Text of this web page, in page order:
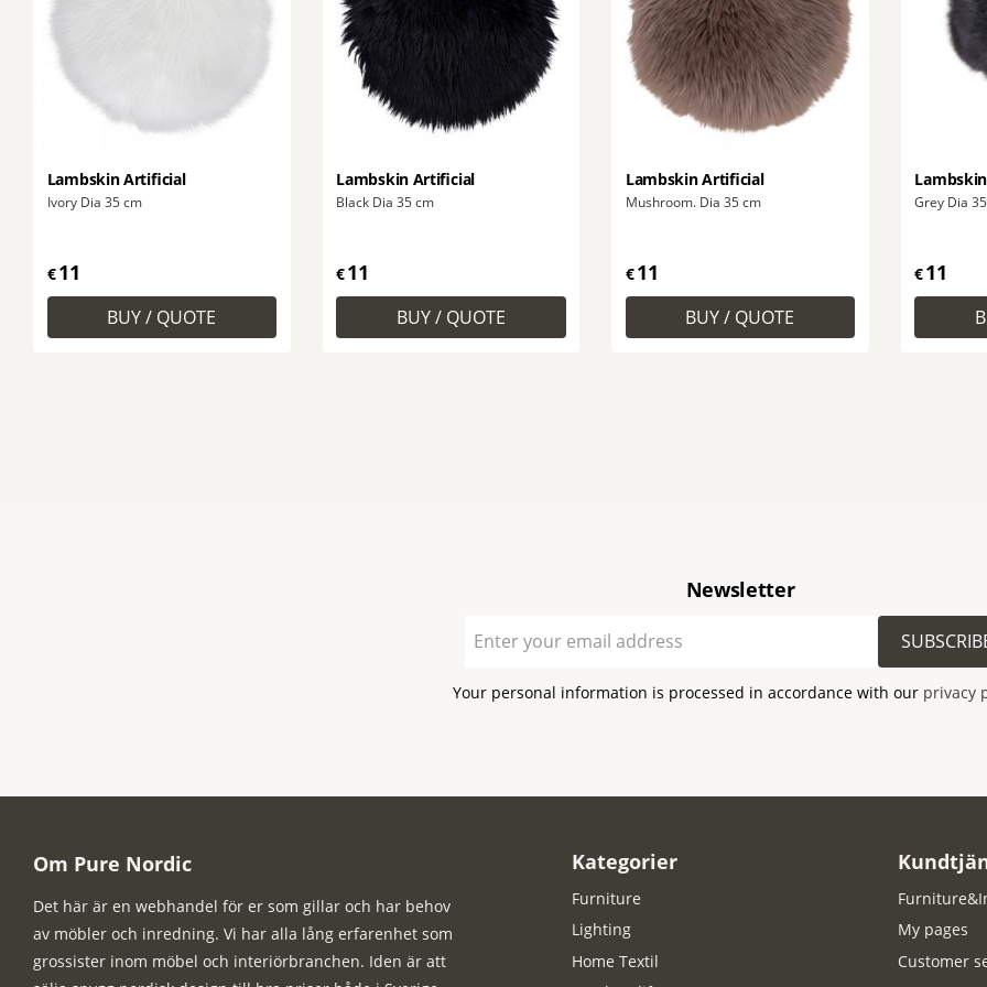
Lambskin Artificial
Ivory Dia 35 cm
€11
Lambskin Artificial
Black Dia 35 cm
€11
Lambskin Artificial
Mushroom. Dia 35 cm
€11
Grey Dia
€11
Newsletter
Your personal information is processed in accordance with our privacy
Om Pure Nordic
Det här är en webhandel för er som gillar och har behov
av möbler och inredning. Vi har alla lång erfarenhet som
grossister inom möbel och interiörbranchen. Iden är att
Kategorier
Furniture
Lighting
Home Textil
My pages
Customer